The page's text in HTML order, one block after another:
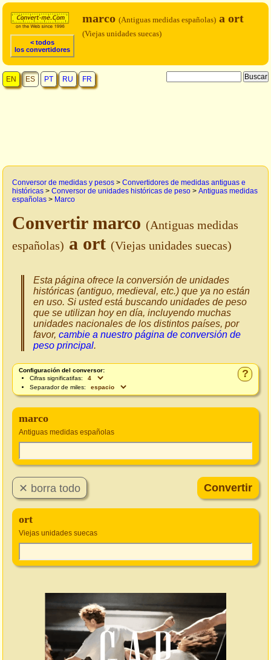
< todos
los convertidores
marco (Antiguas medidas españolas) a ort
(Viejas unidades suecas)
EN ES PT RU FR
Conversor de medidas y pesos > Convertidores de medidas antiguas e
históricas > Conversor de unidades históricas de peso > Antiguas medidas
españolas > Marco
Convertir marco (Antiguas medidas
españolas) a ort (Viejas unidades suecas)
Esta página ofrece la conversión de unidades
históricas (antiguo, medieval, etc.) que ya no están
en uso. Si usted está buscando unidades de peso
que se utilizan hoy en día, incluyendo muchas
unidades nacionales de los distintos países, por
favor, cambie a nuestro página de conversión de
peso principal.
?
Configuración del conversor:
Cifras significatifas:
Separador de miles:
marco
Antiguas medidas españolas
ort
Viejas unidades suecas